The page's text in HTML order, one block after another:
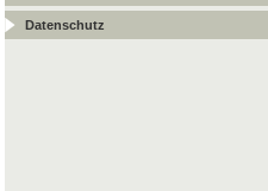
Datenschutz